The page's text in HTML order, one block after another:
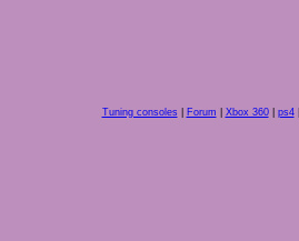
Tuning consoles Forum Xbox 360| ps4|